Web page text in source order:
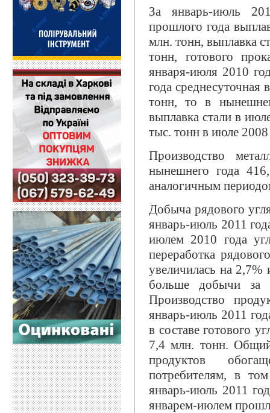
За январь-июль
прошлого года
млн. тонн, выплавка
тонн, готового
января-июля 2010
года среднесуточная
тонн, то в
выплавка стали в
тыс. тонн в июле 2008
Производство
нынешнего года
аналогичным
Добыча рядового
январь-июль 2011
июлем 2010 года
переработка
увеличилась на 2,7%
больше добычи за
Производство
январь-июль 2011
в составе готового
7,4 млн. тонн.
продуктов
потребителям, в
январь-июль 2011
январем-июлем